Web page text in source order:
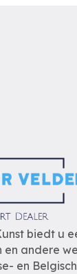
biedt u
andere
en